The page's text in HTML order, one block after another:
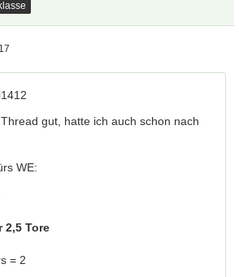
gut, hatte ich auch schon nach
WE:
2,5 Tore
= 2